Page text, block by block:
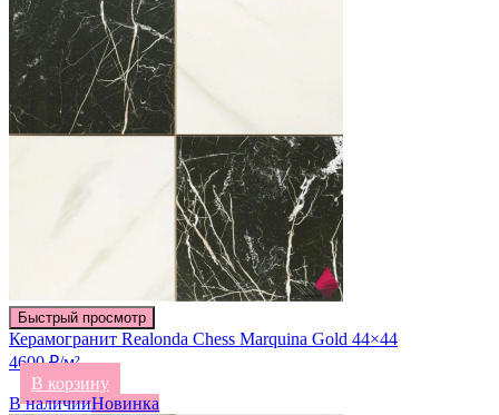
Быстрый просмотр
Керамогранит Realonda Chess Marquina Gold 44×44
4600 ₽/м²
В корзину
В наличииНовинка